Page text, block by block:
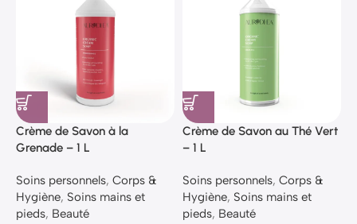
Crème de Savon à la
Grenade – 1 L
Soins personnels, Corps &
Hygiène, Soins mains et
pieds, Beauté
Crème de Savon au Thé Vert
– 1 L
Soins personnels, Corps &
Hygiène, Soins mains et
pieds, Beauté